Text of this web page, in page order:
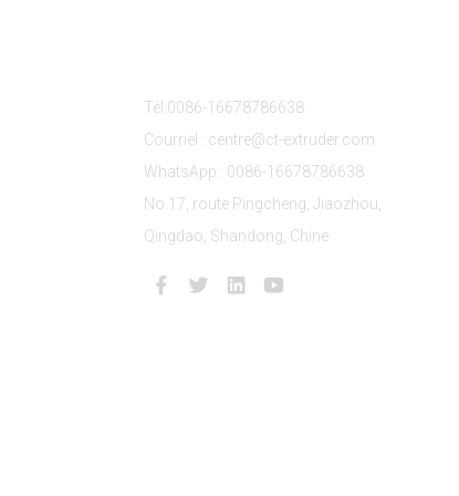
Tél:0086-16678786638
Courriel : centre@ct-extruder.com
WhatsApp : 0086-16678786638
No.17, route Pingcheng, Jiaozhou,
Qingdao, Shandong, Chine